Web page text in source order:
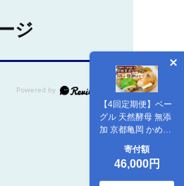
【4回定期便】ベー
グル 天然酵母 無添
加 京都亀岡 かめま
ット ×4回＜ベーグ
ルショップ
CocoroPan＞天然
寄付額
46,000円
ジ